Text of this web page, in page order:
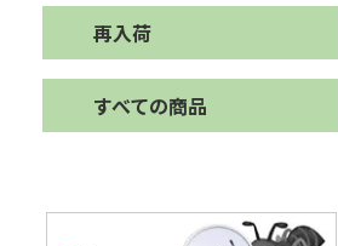
再入荷
すべての商品